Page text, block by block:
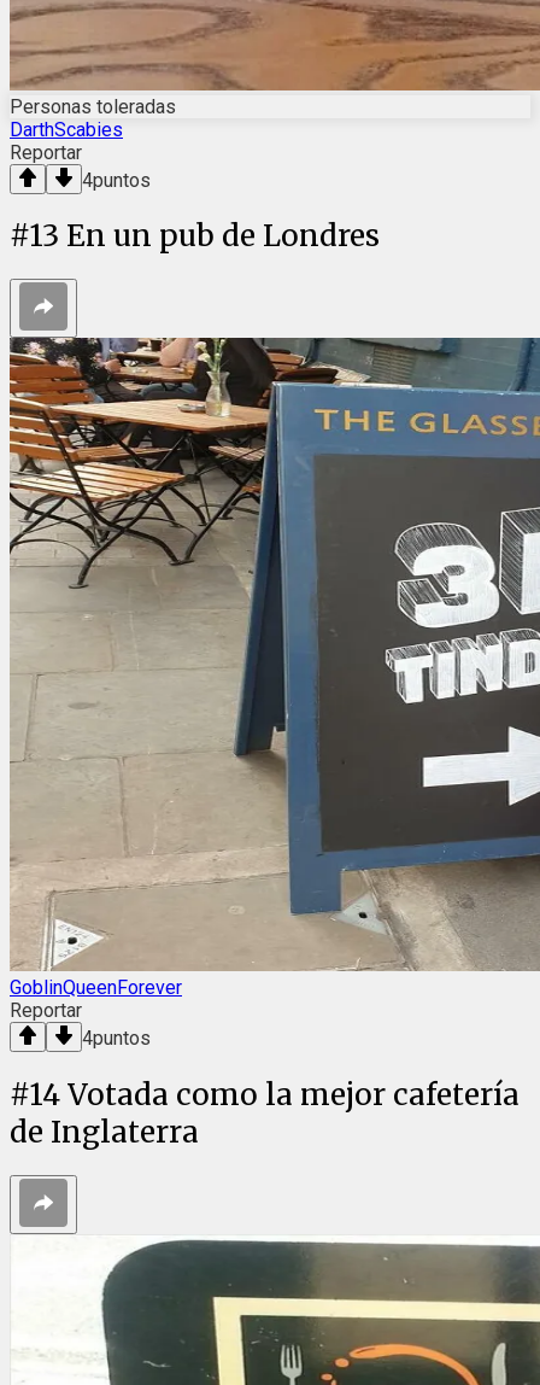
Personas toleradas
DarthScabies
Reportar
4puntos
#13 En un pub de Londres
GoblinQueenForever
Reportar
4puntos
#14Votada como la mejor cafetería
de Inglaterra